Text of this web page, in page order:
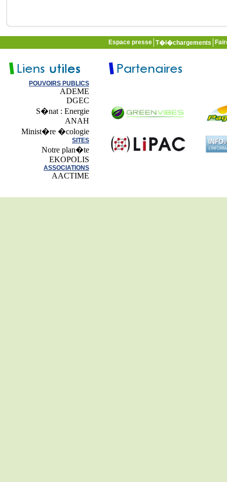
Espace presse T�l�chargements
POUVOIRS PUBLICS
ADEME
DGEC
S�nat : Energie
ANAH
Minist�re �cologie
SITES
Notre plan�te
EKOPOLIS
ASSOCIATIONS
AACTIME